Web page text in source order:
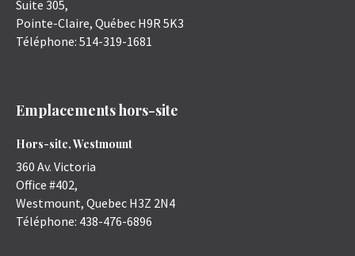
Suite 305,
Pointe-Claire, Québec H9R 5K3
Téléphone: 514-319-1681
Emplacements hors-site
Hors-site, Westmount
360 Av. Victoria
Office #402,
Westmount, Quebec H3Z 2N4
Téléphone: 438-476-6896